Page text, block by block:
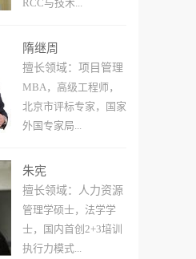
RCC与技术...
隋继周
擅长领域：项目管理
MBA，高级工程师，
北京市评标专家，国家
外国专家局...
朱宪
擅长领域：人力资源
管理学硕士，法学学
士，国内首创2+3培训
执行力模式...